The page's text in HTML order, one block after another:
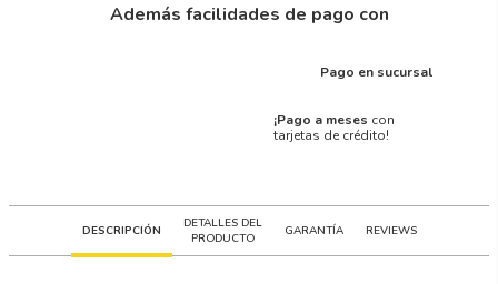
Además facilidades de pago con
Pago en sucursal
¡Pago a meses con
tarjetas de crédito!
DESCRIPCIÓN
DETALLES DEL
PRODUCTO
GARANTÍA REVIEWS